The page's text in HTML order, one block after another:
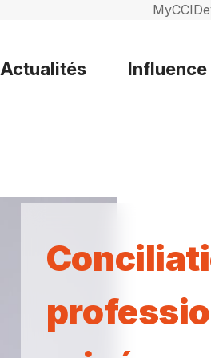
MyCCI
Actualités Influence